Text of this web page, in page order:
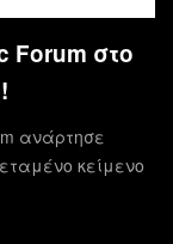
Forum στο
ανάρτησε
κείμενο